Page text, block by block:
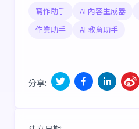
寫作助手 AI 內容生成器
作業助手
AI 教育助手
分享: